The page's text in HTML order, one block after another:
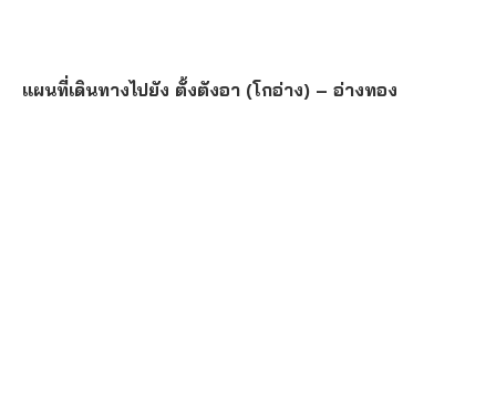
แผนที่เดินทางไปยัง ตั้งตังอา (โกอ่าง) – อ่างทอง